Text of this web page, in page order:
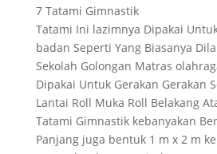
7 Tatami Gimnastik
Tatami Ini lazimnya Dipakai
badan Seperti Yang Biasanya
Sekolah Golongan Matras
Dipakai Untuk Gerakan Gerakan
Lantai Roll Muka Roll Belakang
Tatami Gimnastik kebanyakan
Panjang juga bentuk 1 m x 2 m